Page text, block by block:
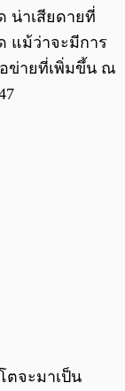
น่าเสียดายที่
แม้ว่าจะมีการ
อข่ายที่เพิ่มขึ้น ณ
ตจะมาเป็น